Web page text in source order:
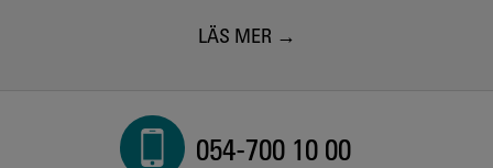
LÄS MER
054-700 10 00